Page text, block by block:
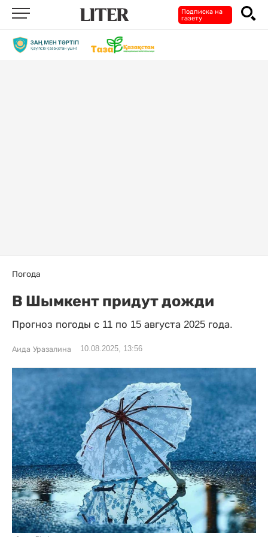
Подписка на
газету
Погода
В Шымкент придут дожди
Прогноз погоды с 11 по 15 августа 2025 года.
Аида Уразалина 10.08.2025, 13:56